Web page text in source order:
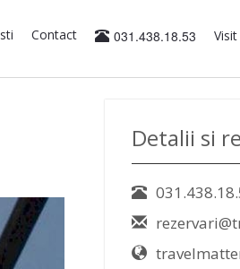
Contact 031.438.18.53 Visit
Detalii si